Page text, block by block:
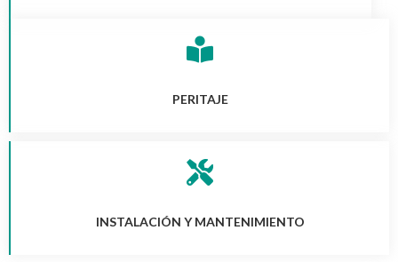
PERITAJE
INSTALACIÓN Y MANTENIMIENTO